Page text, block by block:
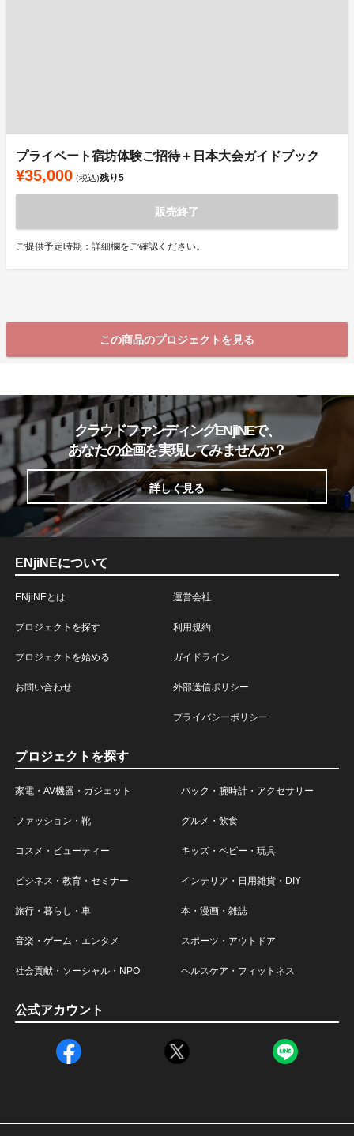
プライベート宿坊体験ご招待＋日本大会ガイドブック
¥35,000 (税込)残り5
販売終了
ご提供予定時期：詳細欄をご確認ください。
この商品のプロジェクトを見る
クラウドファンディングENjiNEで、
あなたの企画を実現してみませんか？
詳しく見る
ENjiNEについて
ENjiNEとは
プロジェクトを探す
プロジェクトを始める
お問い合わせ
運営会社
利用規約
ガイドライン
外部送信ポリシー
プライバシーポリシー
プロジェクトを探す
家電・AV機器・ガジェット バック・腕時計・アクセサリー
ファッション・靴 グルメ・飲食
コスメ・ビューティー キッズ・ベビー・玩具
ビジネス・教育・セミナー インテリア・日用雑貨・DIY
旅行・暮らし・車 本・漫画・雑誌
音楽・ゲーム・エンタメ スポーツ・アウトドア
社会貢献・ソーシャル・NPO ヘルスケア・フィットネス
公式アカウント